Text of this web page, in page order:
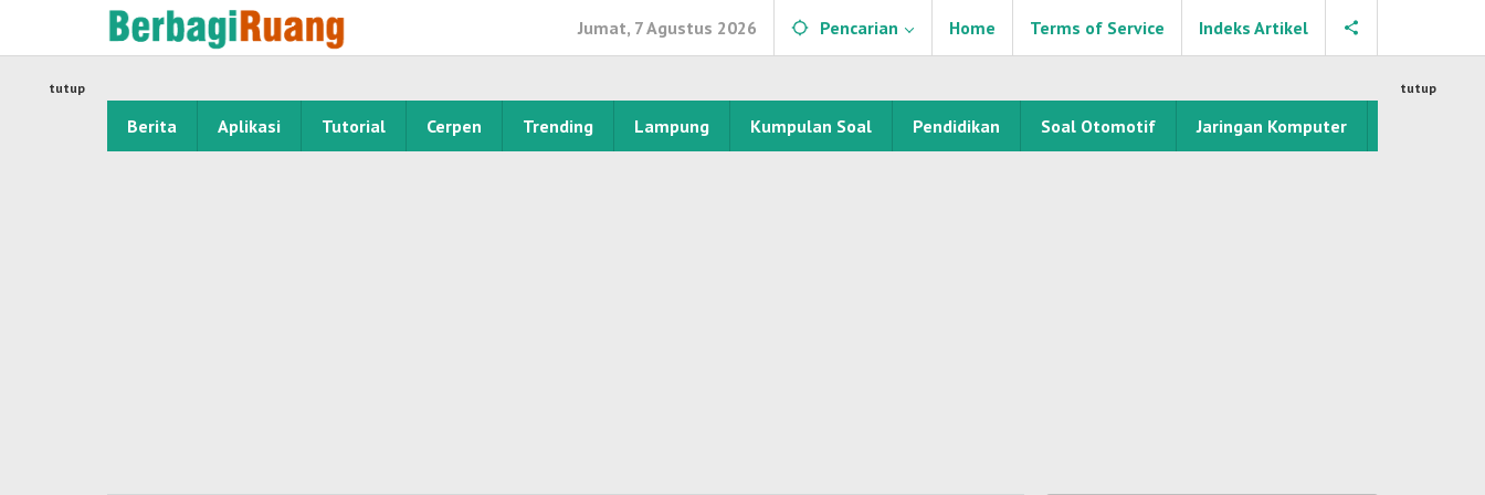
Jumat, 7 Agustus 2026 Pencarian Home Terms of Service Indeks Artikel
Berita Aplikasi Tutorial Cerpen Trending Lampung Kumpulan Soal Pendidikan Soal Otomotif Jaringan Komputer
tutup tutup